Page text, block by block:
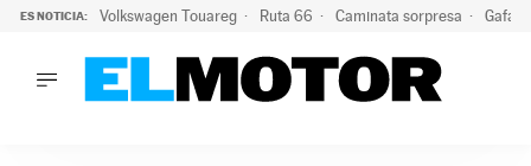
ES NOTICIA: Volkswagen Touareg Ruta 66 Caminata sorpresa Gafas